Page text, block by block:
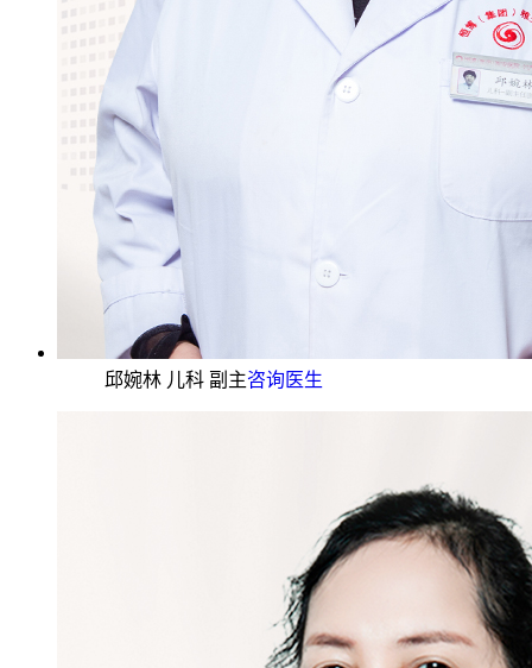
邱婉林 儿科 副主咨询医生